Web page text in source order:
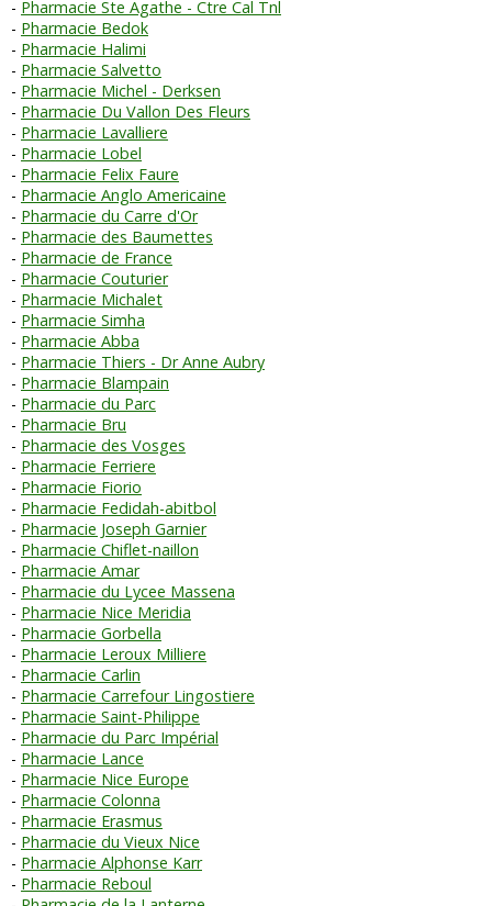
Pharmacie Ste Agathe - Ctre Cal Tnl
Pharmacie Bedok
Pharmacie Halimi
Pharmacie Salvetto
Pharmacie Michel - Derksen
Pharmacie Du Vallon Des Fleurs
Pharmacie Lavalliere
Pharmacie Lobel
Pharmacie Felix Faure
Pharmacie Anglo Americaine
Pharmacie du Carre d'Or
Pharmacie des Baumettes
Pharmacie de France
Pharmacie Couturier
Pharmacie Michalet
Pharmacie Simha
Pharmacie Abba
Pharmacie Thiers - Dr Anne Aubry
Pharmacie Blampain
Pharmacie du Parc
Pharmacie Bru
Pharmacie des Vosges
Pharmacie Ferriere
Pharmacie Fiorio
Pharmacie Fedidah-abitbol
Pharmacie Joseph Garnier
Pharmacie Chiflet-naillon
Pharmacie Amar
Pharmacie du Lycee Massena
Pharmacie Nice Meridia
Pharmacie Gorbella
Pharmacie Leroux Milliere
Pharmacie Carlin
Pharmacie Carrefour Lingostiere
Pharmacie Saint-Philippe
Pharmacie du Parc Impérial
Pharmacie Lance
Pharmacie Nice Europe
Pharmacie Colonna
Pharmacie Erasmus
Pharmacie du Vieux Nice
Pharmacie Alphonse Karr
Pharmacie Reboul